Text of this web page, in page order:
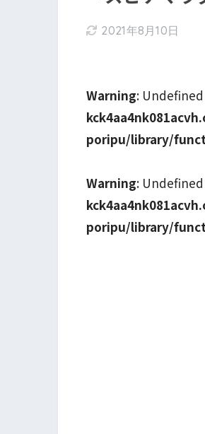
2021年8月10日
Warning:
poripu/library/
Warning:
poripu/library/